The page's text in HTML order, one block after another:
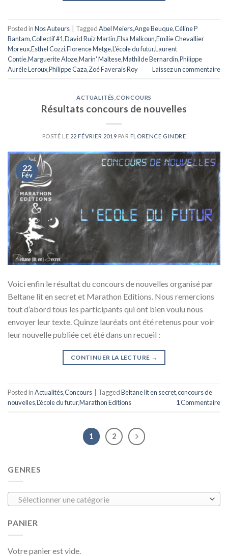
Posted inNos Auteurs TaggedAbel Meiers,Ange Beuque,Céline P
Bantam,Collectif #1,David Ruiz Martin,Elsa Malkoun,Emilie Chevallier
Moreux,Esthel Cozzi,Florence Metge,L'école du futur,Laurent
Contie,Marguerite Aloze,Marin' Maltese,Mathilde Bernardin,Philippe
Aurèle Leroux,Philippe Caza,Zoé Faverais Roy Laissez un commentaire
ACTUALITÉS ,CONCOURS
Résultats concours de nouvelles
POSTÉ LE 22 FÉVRIER 2019 PAR FLORENCE GINDRE
22
Fév
Voici enfin le résultat du concours de nouvelles organisé par
Beltane lit en secret et Marathon Editions. Nous remercions
tout d’abord tous les participants qui ont bien voulu nous
envoyer leur texte. Quinze lauréats ont été retenus pour voir
leur nouvelle publiée cet été dans un recueil :
CONTINUER LA LECTURE →
Posted inActualités,Concours TaggedBeltane lit en secret,concours de
nouvelles,L'école du futur,Marathon Editions 1Commentaire
1 2
GENRES
Sélectionner une catégorie
PANIER
Votre panier est vide.